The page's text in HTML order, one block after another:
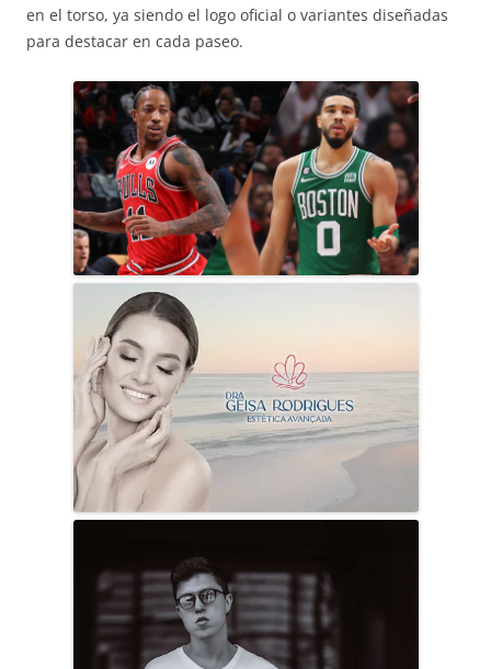
en el torso, ya siendo el logo oficial o variantes diseñadas
para destacar en cada paseo.